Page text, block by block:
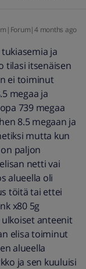
months ago
ja
tilasi itsenäisen
ei toiminut
megaa ja
739 megaa
8.5 megaan ja
mutta kun
paljon
netti vai
alueella oli
töitä tai ettei
x80 5g
anteenit
elisa toiminut
alueella
ja sen kuuluisi